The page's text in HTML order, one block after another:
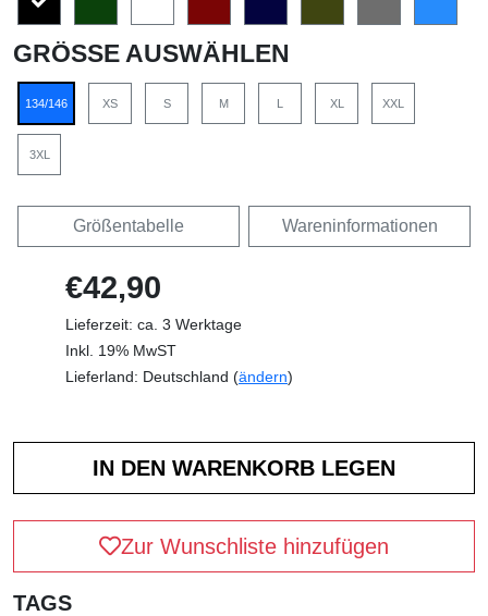
GRÖSSE AUSWÄHLEN
134/146 XS S M L XL XXL
3XL
Größentabelle Wareninformationen
€42,90
Lieferzeit: ca. 3 Werktage
Inkl. 19% MwST
Lieferland: Deutschland (ändern)
Zur Wunschliste hinzufügen
TAGS